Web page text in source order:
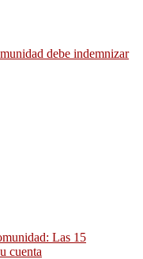
debe indemnizar
Las 15
cuenta